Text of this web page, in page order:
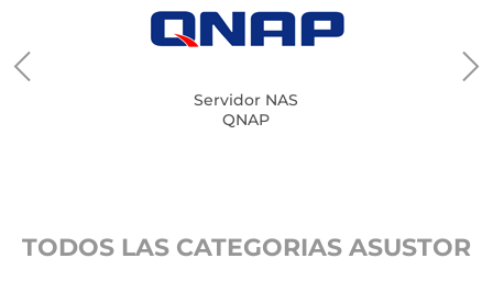
Servidor NAS
QNAP
TODOS LAS CATEGORIAS ASUSTOR